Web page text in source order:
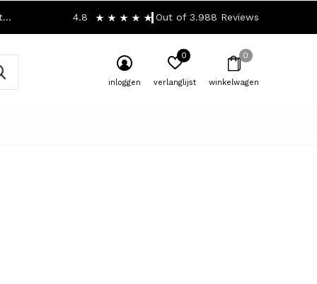
inloggen verlanglijst
0
winkelwagen
0
4.8 Out of 3.988 Reviews